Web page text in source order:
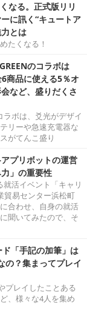
なる。正式版リリ
に訊く“キュートア
とは
たくなる！
のコラボは
商品に使える5％オ
など、盛りだくさ
ラボは、爻光がデザイ
リーや急速充電器な
がてんこ盛り
プリボットの運営
」の重要性
活イベント「キャリ
貿易センター浜松町
合わせ、自身の就活
聞いてみたので、そ
「手記の加筆」は
？集まってプレイ
プレイしたことある
、様々な4人を集め